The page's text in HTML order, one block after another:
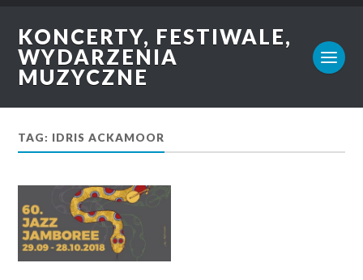
KONCERTY, FESTIWALE,
WYDARZENIA
MUZYCZNE
TAG: IDRIS ACKAMOOR